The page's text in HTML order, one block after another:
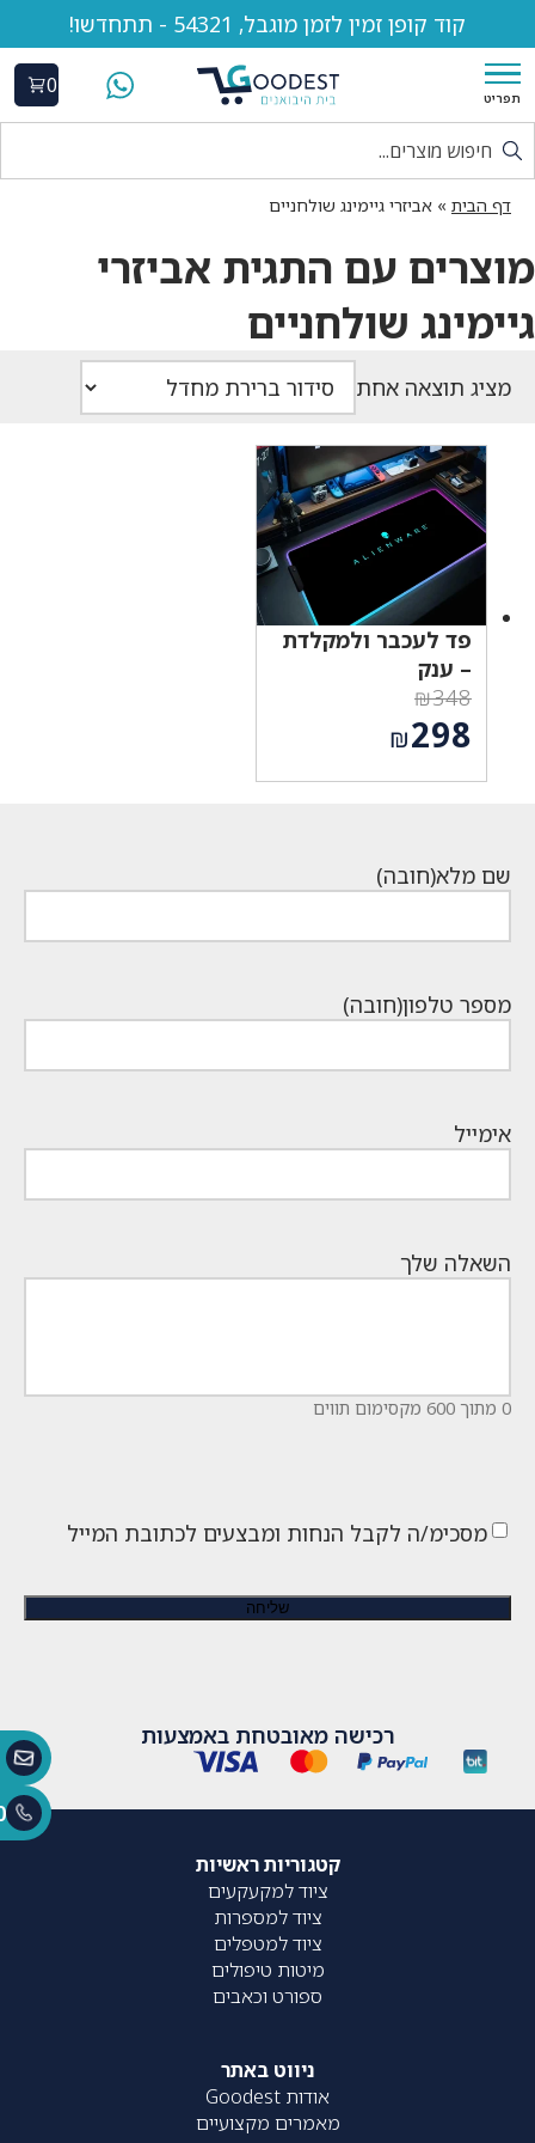
קוד קופן זמין לזמן מוגבל, 54321 - תתחדשו!
תפריט
0
דף הבית » אביזרי גיימינג שולחניים
מוצרים עם התגית אביזרי
גיימינג שולחניים
מציג תוצאה אחת
פד לעכבר ולמקלדת
– ענק
₪348
המחיר
המקורי
היה:
₪298
שם מלא(חובה)
מספר טלפון(חובה)
אימייל
השאלה שלך
0 מתוך 600 מקסימום תווים
מסכימ/ה לקבל הנחות ומבצעים לכתובת המייל
רכישה מאובטחת באמצעות
קטגוריות ראשיות
ציוד למקעקעים
ציוד למספרות
ציוד למטפלים
מיטות טיפולים
ספורט וכאבים
ניווט באתר
אודות Goodest
מאמרים מקצועיים